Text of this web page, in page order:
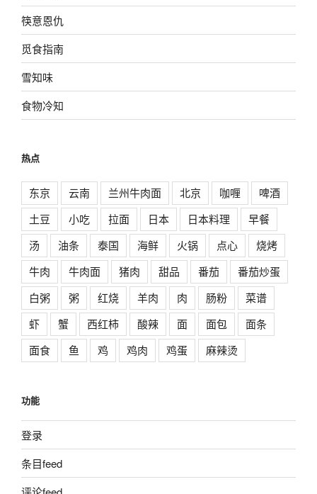
筷意恩仇
觅食指南
雪知味
食物冷知
热点
东京 云南 兰州牛肉面 北京 咖喱
啤酒
土豆
小吃 拉面 日本 日本料理
早餐
汤
油条 泰国 海鲜 火锅 点心
烧烤
牛肉
牛肉面 猪肉 甜品 番茄
番茄炒蛋
白粥
粥 红烧 羊肉 肉 肠粉
菜谱
虾
蟹 西红柿 酸辣 面 面包
面条
面食
鱼 鸡 鸡肉 鸡蛋 麻辣烫
功能
登录
条目feed